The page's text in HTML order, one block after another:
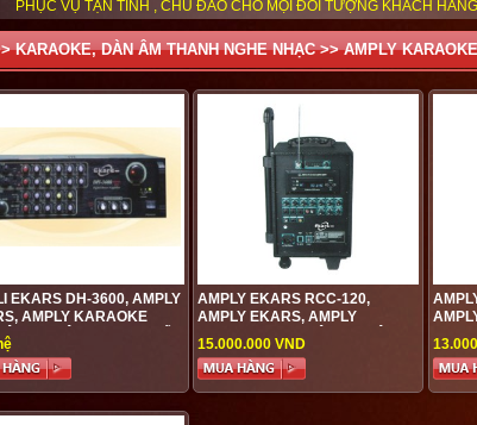
TÌNH , CHU ĐÁO CHO MỌI ĐỐI TƯỢNG KHÁCH HÀNG, VIỆT HƯNG
KARAOKE, DÀN ÂM THANH NGHE NHẠC>>AMPLY
EKARS DH-3600, AMPLY
AMPLY KARAOKE
NGHIỆP, AMPLY CHẤT
TỐT
AMPLY EKARS RCC-120,
AMPLY EKARS, AMPLY
KARAOKE CHUYÊN NGHIỆP,
AMPLY CHẤT LƯỢNG CAO
15.000.000 VND